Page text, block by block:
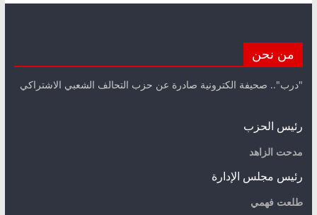
من نحن
"درب".. صحيفة الكترونية صادرة عن حزب التحالف الشعبي الاشتراكي
رئيس الحزب
مدحت الزاهد
رئيس مجلس الإدارة
طلعت فهمي